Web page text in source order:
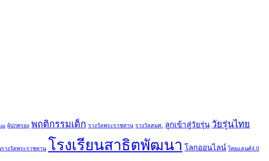
ผู้ปกครอง พฤติกรรมเด็ก รางวัลพระราชทาน รางวัลสมศ. ลูกเข้าสู่วัยรุ่น วัยรุ่นไทย
รางวัลพระราชทาน โรงเรียนสาธิตพัฒนา โลกออนไลน์ ไทยแลนด์4.0